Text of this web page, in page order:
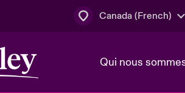
Canada (French)
Qui nous